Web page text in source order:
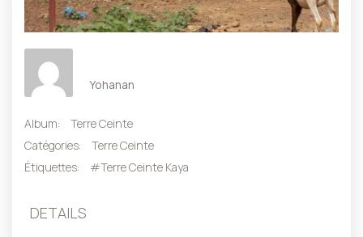
Yohanan
Album:
Terre Ceinte
Catégories:
Terre Ceinte
Étiquettes:
#Terre Ceinte Kaya
DETAILS